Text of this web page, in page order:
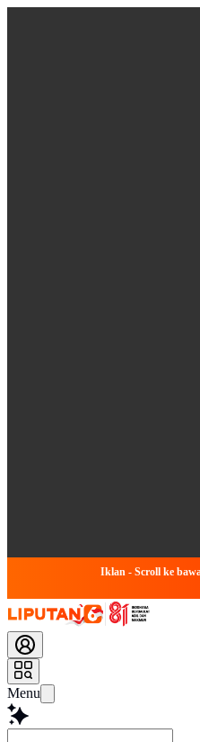
Iklan - Scroll ke
Menu